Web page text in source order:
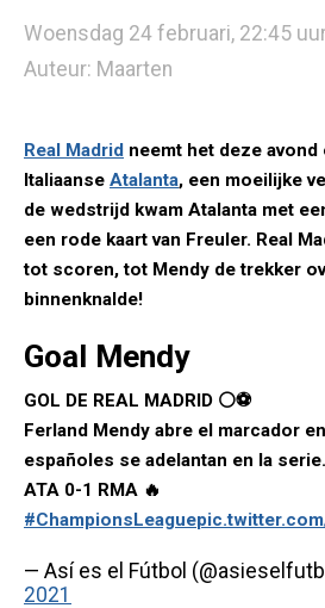
Woensdag 24 februari, 22:45
Auteur: Maarten
Real Madrid neemt het deze
Italiaanse Atalanta, een moeilijke
de wedstrijd kwam Atalanta met
een rode kaart van Freuler. Real
tot scoren, tot Mendy de trekker
binnenknalde!
Goal Mendy
GOL DE REAL MADRID ⚪⚽
Ferland Mendy abre el marcador
españoles se adelantan en la serie.
ATA 0-1 RMA 🔥
#ChampionsLeague
— Así es el Fútbol
2021